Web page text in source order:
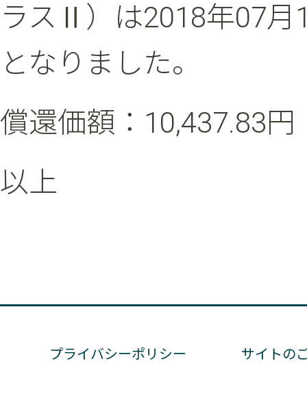
ラスⅡ）は2018年07月
となりました。
償還価額：10,437.83円
以上
プライバシーポリシー サイトの